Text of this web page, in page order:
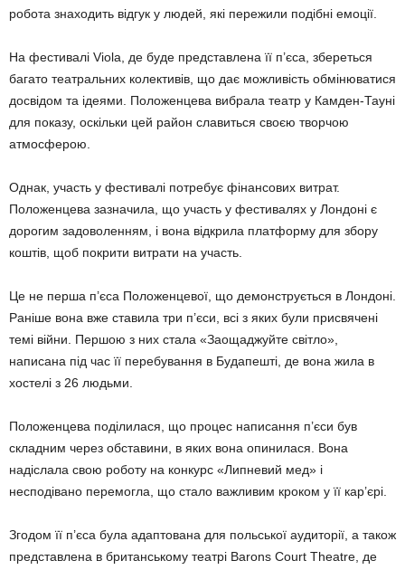
робота знаходить відгук у людей, які пережили подібні емоції.
На фестивалі Viola, де буде представлена її п’єса, збереться
багато театральних колективів, що дає можливість обмінюватися
досвідом та ідеями. Положенцева вибрала театр у Камден-Тауні
для показу, оскільки цей район славиться своєю творчою
атмосферою.
Однак, участь у фестивалі потребує фінансових витрат.
Положенцева зазначила, що участь у фестивалях у Лондоні є
дорогим задоволенням, і вона відкрила платформу для збору
коштів, щоб покрити витрати на участь.
Це не перша п’єса Положенцевої, що демонструється в Лондоні.
Раніше вона вже ставила три п’єси, всі з яких були присвячені
темі війни. Першою з них стала «Заощаджуйте світло»,
написана під час її перебування в Будапешті, де вона жила в
хостелі з 26 людьми.
Положенцева поділилася, що процес написання п’єси був
складним через обставини, в яких вона опинилася. Вона
надіслала свою роботу на конкурс «Липневий мед» і
несподівано перемогла, що стало важливим кроком у її кар’єрі.
Згодом її п’єса була адаптована для польської аудиторії, а також
представлена в британському театрі Barons Court Theatre, де